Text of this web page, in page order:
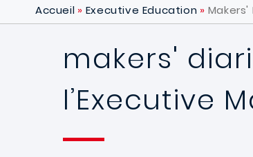
Accueil Executive Education Makers'
makers'
l’Executive